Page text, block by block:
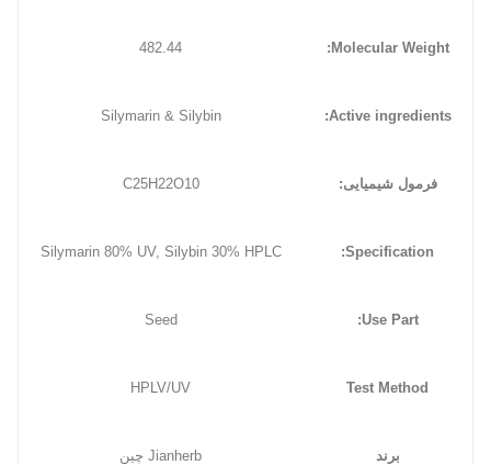
Molecular Weight:
482.44
Active ingredients:
Silymarin & Silybin
فرمول شیمیایی: C25H22O10
Specification:
Silymarin 80% UV, Silybin 30% HPLC
Use Part:
Seed
Test Method
HPLV/UV
برند Jianherb چین